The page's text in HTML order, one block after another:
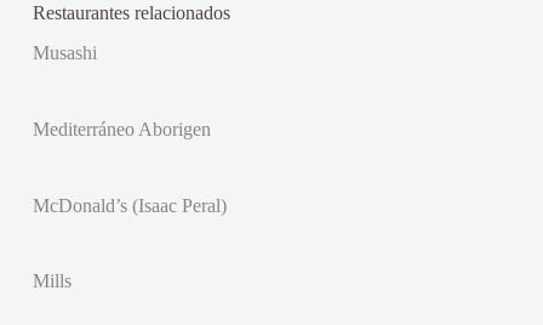
Restaurantes relacionados
Musashi
Mediterráneo Aborigen
McDonald’s (Isaac Peral)
Mills